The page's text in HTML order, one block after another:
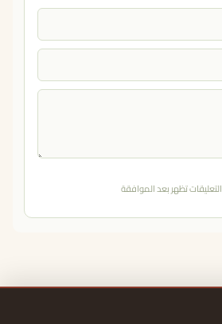
التعليقات تظهر بعد الموافقة